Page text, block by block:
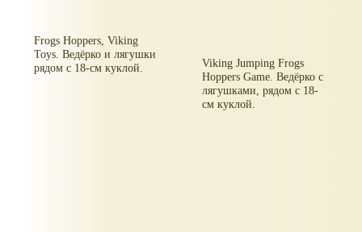
Frogs Hoppers, Viking
Toys. Ведёрко и лягушки
рядом с 18-см куклой.
Viking Jumping Frogs
Hoppers Game. Ведёрко с
лягушками, рядом с 18-
см куклой.